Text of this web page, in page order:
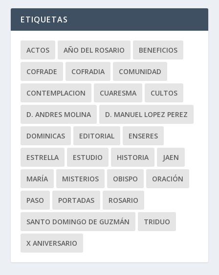
ETIQUETAS
ACTOS AÑO DEL ROSARIO BENEFICIOS
COFRADE COFRADIA COMUNIDAD
CONTEMPLACION CUARESMA CULTOS
D. ANDRES MOLINA D. MANUEL LOPEZ PEREZ
DOMINICAS EDITORIAL ENSERES
ESTRELLA ESTUDIO HISTORIA JAEN
MARÍA MISTERIOS OBISPO ORACIÓN
PASO PORTADAS ROSARIO
SANTO DOMINGO DE GUZMÁN TRIDUO
X ANIVERSARIO